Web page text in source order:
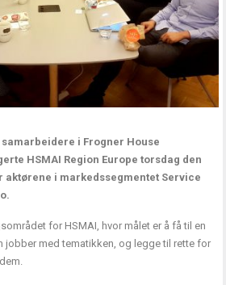
i Frogner House
HSMAI Region Europe torsdag den
i markedssegmentet Service
for HSMAI, hvor målet er å få til en
jobber med tematikken, og legge til rette for